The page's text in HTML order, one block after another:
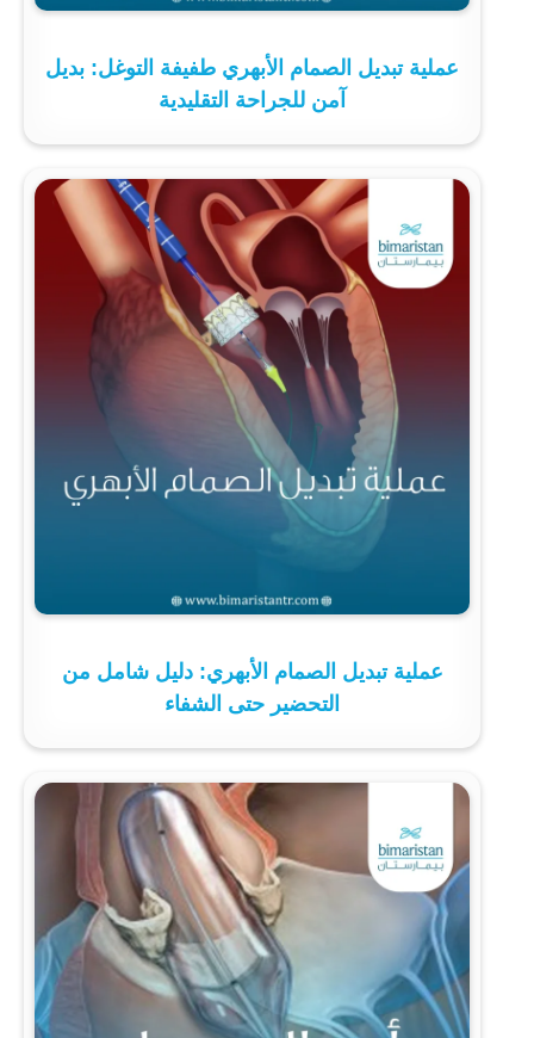
عملية تبديل الصمام الأبهري طفيفة التوغل: بديل
آمن للجراحة التقليدية
عملية تبديل الصمام الأبهري: دليل شامل من
التحضير حتى الشفاء